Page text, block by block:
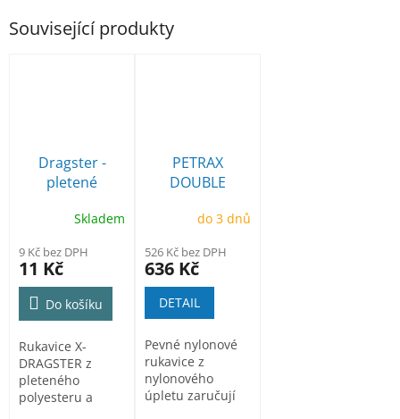
Související produkty
Dragster -
pletené
povrstvené
Skladem
9 Kč bez DPH
11 Kč
Do košíku
Rukavice X-
DRAGSTER z
pleteného
polyesteru a
PETRAX
DOUBLE
rukavice 3/4
latexu balení
do 3 dnů
526 Kč bez DPH
636 Kč
DETAIL
Pevné nylonové
rukavice z
nylonového
úpletu zaručují